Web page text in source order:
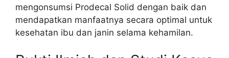
mengonsumsi Prodecal Solid dengan baik dan
mendapatkan manfaatnya secara optimal untuk
kesehatan ibu dan janin selama kehamilan.